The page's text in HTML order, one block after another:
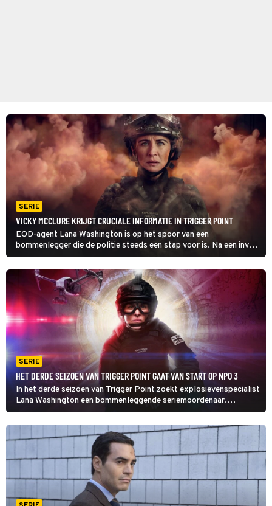
SERIE
VICKY MCCLURE KRIJGT CRUCIALE INFORMATIE IN TRIGGER POINT
EOD-agent Lana Washington is op het spoor van een
bommenlegger die de politie steeds een stap voor is. Na een inval
bij Ewan Knox kan deze als verdachte worden geschrapt. Wel
heeft hij waardevolle informatie voor Lana in Trigger Point.
SERIE
HET DERDE SEIZOEN VAN TRIGGER POINT GAAT VAN START OP NPO 3
In het derde seizoen van Trigger Point zoekt explosievenspecialist
Lana Washington een bommenleggende seriemoordenaar.
Ondertussen worstelt ze met wat ze allemaal voor verschrikkelijks
heeft gezien en heeft ze problemen met haar gehoor.